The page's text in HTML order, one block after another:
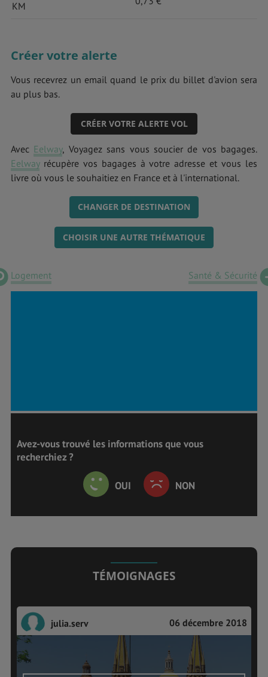
KM
Créer votre alerte
Vous recevrez un email quand le prix du billet d'avion sera
au plus bas.
CRÉER VOTRE ALERTE VOL
Avec Eelway, Voyagez sans vous soucier de vos bagages.
Eelwayrécupère vos bagages à votre adresse et vous les
livre où vous le souhaitiez en France et à l'international.
CHANGER DE DESTINATION
CHOISIR UNE AUTRE THÉMATIQUE
Logement Santé & Sécurité
Avez-vous trouvé les informations que vous
recherchiez ?
OUI NON
TÉMOIGNAGES
julia.serv 06 décembre 2018